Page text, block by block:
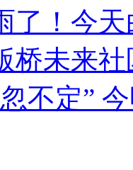
了！今
桥未来
不定”